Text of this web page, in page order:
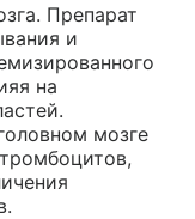
Препарат
и
на
мозге